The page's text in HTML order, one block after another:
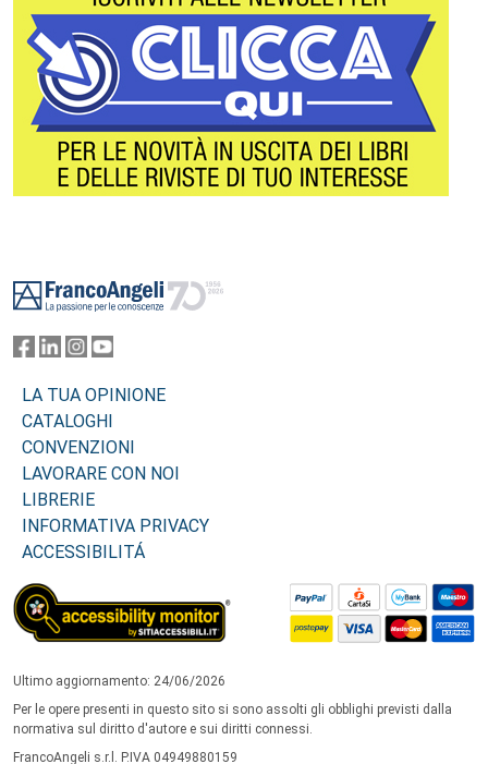
LA TUA OPINIONE
CATALOGHI
CONVENZIONI
LAVORARE CON NOI
LIBRERIE
INFORMATIVA PRIVACY
ACCESSIBILITÁ
Ultimo aggiornamento: 24/06/2026
Per le opere presenti in questo sito si sono assolti gli obblighi previsti dalla
normativa sul diritto d'autore e sui diritti connessi.
FrancoAngeli s.r.l. P.IVA 04949880159